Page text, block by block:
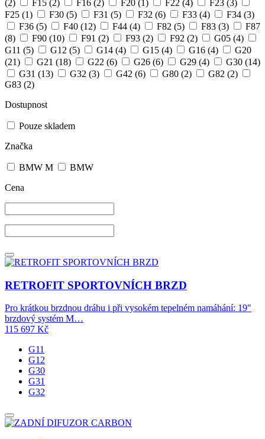
(2) F15 (2) F16 (2) F20 (1) F22 (4) F23 (3)
F25 (1) F30 (5) F31 (5) F32 (6) F33 (4) F34 (3)
F36 (5) F40 (12) F44 (4) F82 (5) F83 (3)
F87
(8)
F90 (10) F91 (2) F93 (2) F92 (2) G05 (4)
G11 (5) G12 (5) G14 (4) G15 (4) G16 (4)
G20
(21)
G21 (18) G22 (6) G26 (6) G29 (4) G30 (14)
G31 (13) G32 (3) G42 (6) G80 (2) G82 (2)
G83 (2)
Dostupnost
Pouze skladem
Značka
BMW M
BMW
Cena
RETROFIT SPORTOVNÍCH BRZD
Pro krátkou brzdnou dráhu i při vysokém tepelném namáhání: 19"
brzdový systém M…
115 697 Kč
G11
G12
G30
G31
G32